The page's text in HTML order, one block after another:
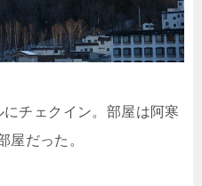
チェクイン。部屋は阿寒
屋だった。